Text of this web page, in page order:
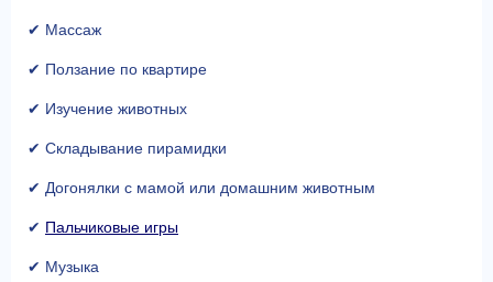
✔ Массаж
✔ Ползание по квартире
✔ Изучение животных
✔ Складывание пирамидки
✔ Догонялки с мамой или домашним животным
✔ Пальчиковые игры
✔ Музыка